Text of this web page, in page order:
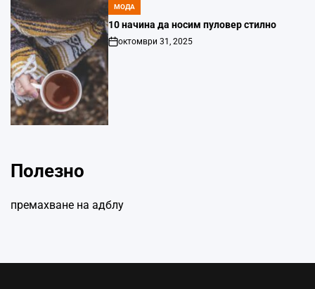
POSTED
IN
МОДА
10 начина да носим пуловер стилно
Post
октомври 31, 2025
Полезно
премахване на адблу